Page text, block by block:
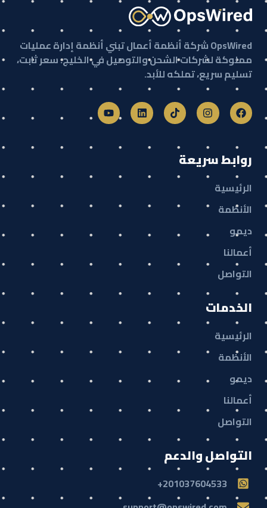
OpsWired شركة أنظمة أعمال تبني أنظمة إدارة عمليات
مملوكة لشركات الشحن والتوصيل في الخليج. سعر ثابت،
تسليم سريع، تملكه للأبد.
روابط سريعة
الرئيسية
الأنظمة
ديمو
أعمالنا
التواصل
الخدمات
الرئيسية
الأنظمة
ديمو
أعمالنا
التواصل
التواصل والدعم
201037604533+